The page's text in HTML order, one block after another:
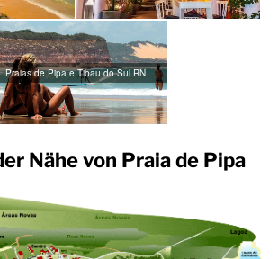
Praias de Pipa e Tibau do Sul RN
Nähe von Praia de Pipa